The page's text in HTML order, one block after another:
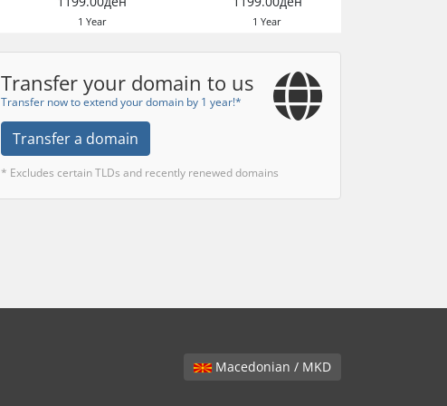
1 Year 1 Year
Transfer your domain to us
Transfer now to extend your domain by 1 year!*
Transfer a domain
* Excludes certain TLDs and recently renewed domains
Macedonian / MKD